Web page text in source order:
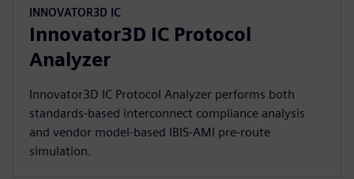
INNOVATOR3D IC
Innovator3D IC Protocol
Analyzer
Innovator3D IC Protocol Analyzer performs both
standards-based interconnect compliance analysis
and vendor model-based IBIS-AMI pre-route
simulation.